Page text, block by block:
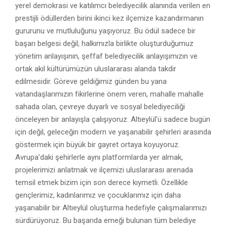
yerel demokrasi ve katılımcı belediyecilik alanında verilen en
prestijli ödüllerden birini ikinci kez ilçemize kazandırmanın
gururunu ve mutluluğunu yaşıyoruz. Bu ödül sadece bir
başarı belgesi değil; halkımızla birlikte oluşturduğumuz
yönetim anlayışının, şeffaf belediyecilik anlayışımızın ve
ortak akıl kültürümüzün uluslararası alanda takdir
edilmesidir. Göreve geldiğimiz günden bu yana
vatandaşlarımızın fikirlerine önem veren, mahalle mahalle
sahada olan, çevreye duyarlı ve sosyal belediyeciliği
önceleyen bir anlayışla çalışıyoruz. Altıeylül’ü sadece bugün
için değil, geleceğin modern ve yaşanabilir şehirleri arasında
göstermek için büyük bir gayret ortaya koyuyoruz.
Avrupa’daki şehirlerle aynı platformlarda yer almak,
projelerimizi anlatmak ve ilçemizi uluslararası arenada
temsil etmek bizim için son derece kıymetli. Özellikle
gençlerimiz, kadınlarımız ve çocuklarımız için daha
yaşanabilir bir Altıeylül oluşturma hedefiyle çalışmalarımızı
sürdürüyoruz. Bu başarıda emeği bulunan tüm belediye